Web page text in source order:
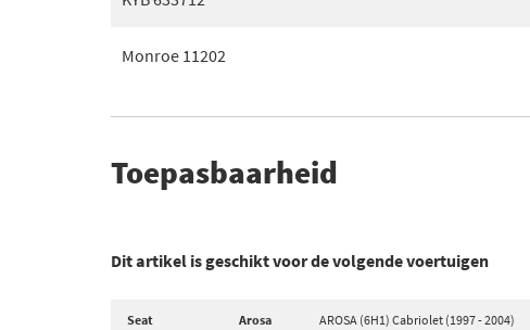
Monroe 11202
Toepasbaarheid
Dit artikel is geschikt voor de volgende voertuigen
Seat Arosa AROSA (6H1) Cabriolet (1997 - 2004)